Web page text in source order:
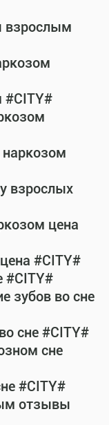
взрослым
#CITY#
взрослых
цена
#CITY#
#CITY#
зубов во сне
сне #CITY#
сне
#CITY#
отзывы